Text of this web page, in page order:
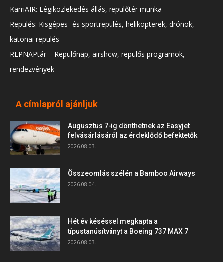
KarriAIR: Légiközlekedés állás, repülőtér munka
Repülés: Kisgépes- és sportrepülés, helikopterek, drónok,
katonai repülés
REPNAPtár – Repülőnap, airshow, repülős programok,
rendezvények
A címlapról ajánljuk
Augusztus 7-ig dönthetnek az Easyjet
felvásárlásáról az érdeklődő befektetők
2026.08.03.
Összeomlás szélén a Bamboo Airways
2026.08.04.
Hét év késéssel megkapta a
típustanúsítványt a Boeing 737 MAX 7
2026.08.03.